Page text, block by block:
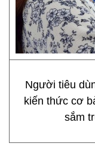
Người tiêu
kiến thức cơ
sắm